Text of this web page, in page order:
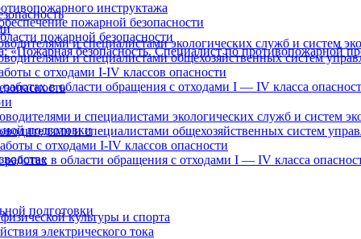
и специалистами экологических служб и систем
и специалистами общехозяйственных систем
с отходами I-IV классов опасности
в области обращения с отходами I — IV класса
подготовки
культуры и спорта
электрического тока
инструктажа
пожарной безопасности
пожарной безопасности
«Пожарная безопасность. Специалист по противопожарной
и специалистами экологических служб и систем
и специалистами общехозяйственных систем
с отходами I-IV классов опасности
в области обращения с отходами I — IV класса
подготовки